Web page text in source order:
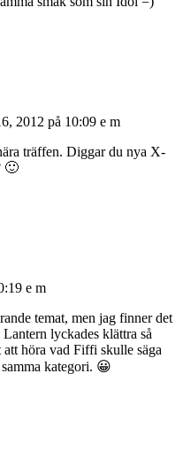
2012 på 10:09 e m
träffen. Diggar du nya X-
🙂
e m
temat, men jag finner det
lyckades klättra så
höra vad Fiffi skulle säga
kategori. 😀